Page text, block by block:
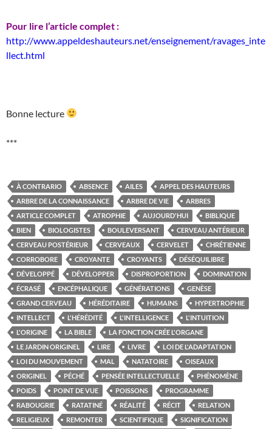
Pour lire l’article complet :
http://www.appeldeshauteurs.net/enseignement/ravages_inte
llect.html
Bonne lecture
***
À CONTRARIO ABSENCE AILES
APPEL DES HAUTEURS
ARBRE DE LA CONNAISSANCE
ARBRE DE VIE
ARBRES
ARTICLE COMPLET
ATROPHIE AUJOURD'HUI
BIBLIQUE
BIEN
BIOLOGISTES BOULEVERSANT
CERVEAU ANTÉRIEUR
CERVEAU POSTÉRIEUR
CERVEAUX CERVELET
CHRÉTIENNE
CORROBORE
CROYANTE CROYANTS
DÉSÉQUILIBRE
DÉVELOPPÉ
DÉVELOPPER DISPROPORTION
DOMINATION
ÉCRASÉ
ENCÉPHALIQUE GÉNÉRATIONS
GENÈSE
GRAND CERVEAU
HÉRÉDITAIRE HUMAINS
HYPERTROPHIE
INTELLECT
L'HÉRÉDITÉ L'INTELLIGENCE
L'INTUITION
L'ORIGINE
LA BIBLE
LA FONCTION CRÉE L'ORGANE
LE JARDIN ORIGINEL
LIRE LIVRE
LOI DE L'ADAPTATION
LOI DU MOUVEMENT
MAL NATATOIRE
OISEAUX
ORIGINEL
PÉCHÉ PENSÉE INTELLECTUELLE
PHÉNOMÈNE
POIDS
POINT DE VUE POISSONS
PROGRAMME
RABOUGRIE
RATATINÉ RÉALITÉ RÉCIT
RELATION
RELIGIEUX
REMONTER SCIENTIFIQUE
SIGNIFICATION